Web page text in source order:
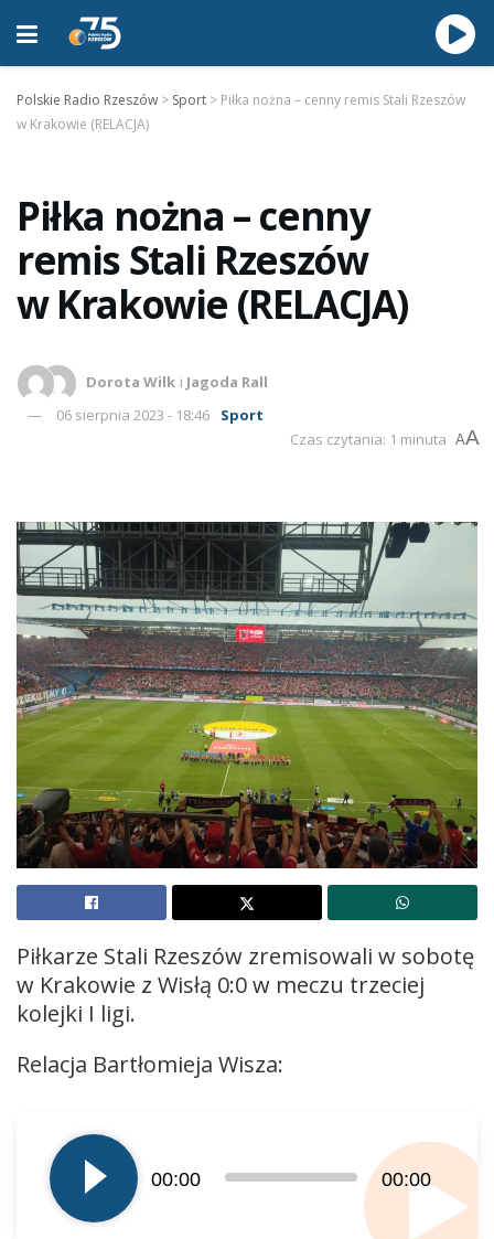
Polskie Radio Rzeszów > Sport > Piłka nożna – cenny remis Stali Rzeszów
w Krakowie (RELACJA)
Piłka nożna – cenny
remis Stali Rzeszów
w Krakowie (RELACJA)
Dorota Wilk i Jagoda Rall
06 sierpnia 2023 - 18:46
Sport
Czas czytania: 1 minuta AA
Piłkarze Stali Rzeszów zremisowali w sobotę
w Krakowie z Wisłą 0:0 w meczu trzeciej
kolejki I ligi.
Relacja Bartłomieja Wisza:
plików
dźwiękowych
00:00 00:00